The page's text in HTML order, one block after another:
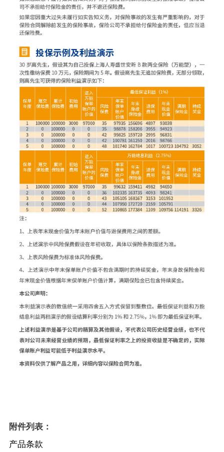
附件列表：
产品条款